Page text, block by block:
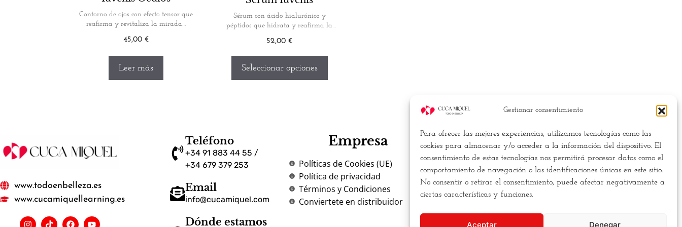
Gestionar consentimiento
Para ofrecer las mejores experiencias, utilizamos tecnologías como las
cookies para almacenar y/o acceder a la información del dispositivo. El
consentimiento de estas tecnologías nos permitirá procesar datos como el
comportamiento de navegación o las identificaciones únicas en este sitio.
No consentir o retirar el consentimiento, puede afectar negativamente a
ciertas características y funciones.
Aceptar Denegar
Contorno de ojos con efecto tensor que
reafirma y revitaliza la mirada…
45,00€
Leer más
Sérum con ácido hialurónico y
péptidos que hidrata y reafirma la
52,00€
Seleccionar opciones
www.todoenbelleza.es
www.cucamiquellearning.es
Teléfono
+34 91 883 44 55 /
+34 679 379 253
Email
info@cucamiquel.com
Dónde estamos
Empresa
Políticas de Cookies (UE)
Política de privacidad
Términos y Condiciones
Conviertete en distribuidor
Buscamos laexcelencia, y para
ello necesitamosromper los
moldes . Hacemos la estética de
una forma diferente,más cercana,
más clara, y más asequible